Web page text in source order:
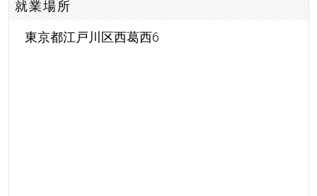
就業場所
東京都江戸川区西葛西6